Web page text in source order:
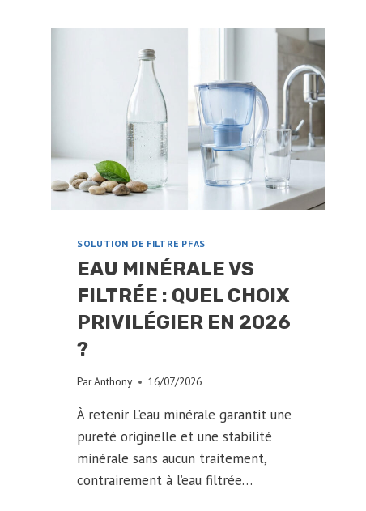
?
CE
QU’IL
SAVOIR
SOLUTION DE FILTRE PFAS
EAU MINÉRALE VS
FILTRÉE : QUEL CHOIX
PRIVILÉGIER EN 2026
?
ParAnthony 16/07/2026
À retenir L’eau minérale garantit une
pureté originelle et une stabilité
minérale sans aucun traitement,
contrairement à l’eau filtrée…